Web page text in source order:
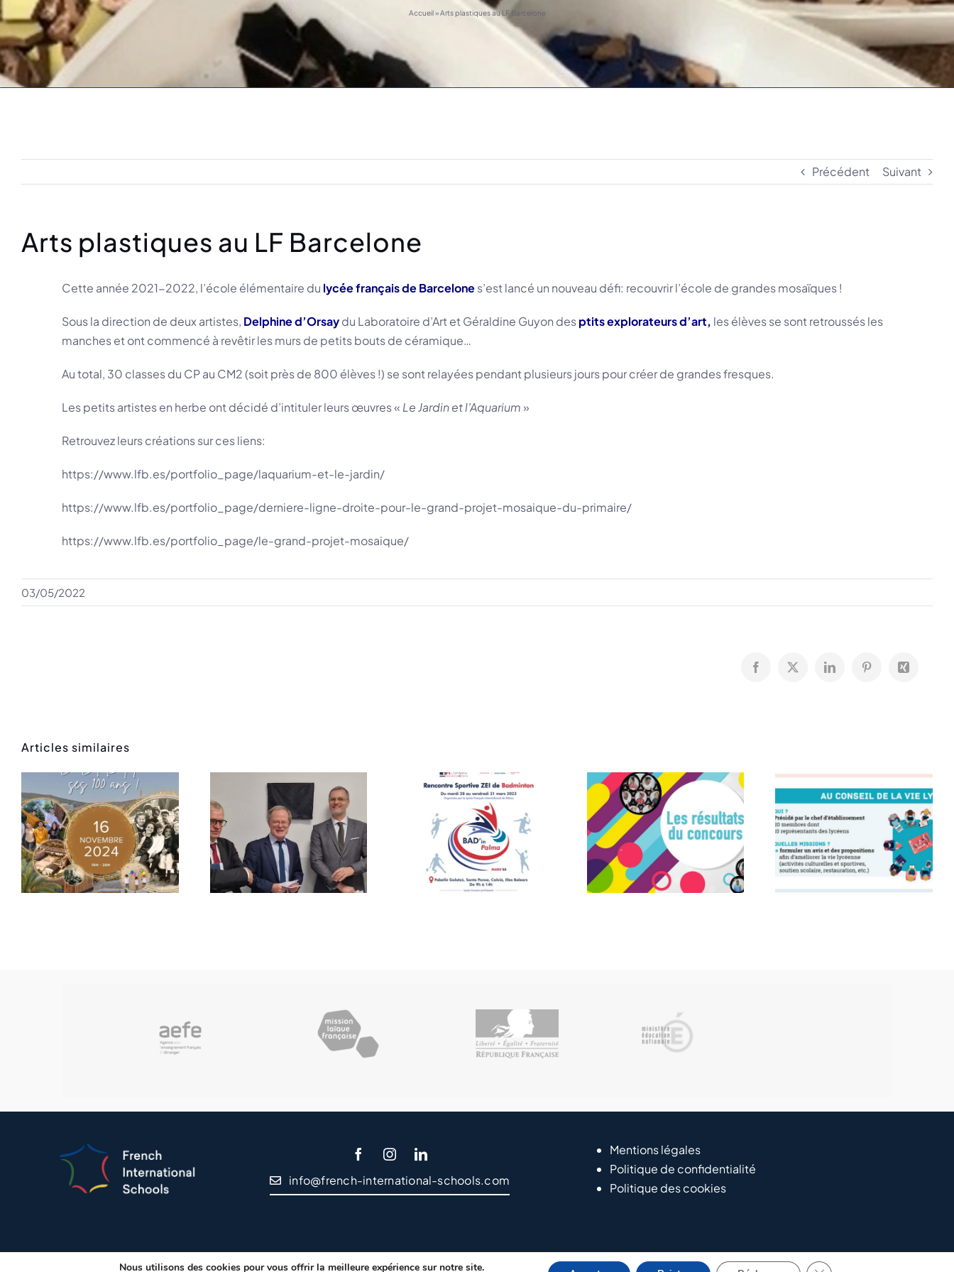
Accueil»Arts plastiques au LF Barcelone
Précédent Suivant
Arts plastiques au LF Barcelone
Cette année 2021-2022, l’école élémentaire du lycée français de Barcelones’est lancé un nouveau défi: recouvrir l’école de grandes mosaïques !
Sous la direction de deux artistes, Delphine d’Orsaydu Laboratoire d’Art et Géraldine Guyon desptits explorateurs d’art, les élèves se sont retroussés les
manches et ont commencé à revêtir les murs de petits bouts de céramique…
Au total, 30 classes du CP au CM2 (soit près de 800 élèves !) se sont relayées pendant plusieurs jours pour créer de grandes fresques.
Les petits artistes en herbe ont décidé d’intituler leurs œuvres « Le Jardin et l’Aquarium»
Retrouvez leurs créations sur ces liens:
https://www.lfb.es/portfolio_page/laquarium-et-le-jardin/
https://www.lfb.es/portfolio_page/derniere-ligne-droite-pour-le-grand-projet-mosaique-du-primaire/
https://www.lfb.es/portfolio_page/le-grand-projet-mosaique/
03/05/2022
Facebook
X LinkedInPinterestXing
Articles similaires
Le LF
Barcelone à
l’honneur
Bad’In Palma
Concours
des 30 ans
de l’AEFE
Élection du
CVL à
Barcelone
Centenaire
du LF
Barcelone
info@french-international-schools.com
Mentions légales
Politique de confidentialité
Politique des cookies
Nous utilisons des cookies pour vous offrir la meilleure expérience sur notre site.